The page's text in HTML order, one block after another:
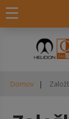
Domov